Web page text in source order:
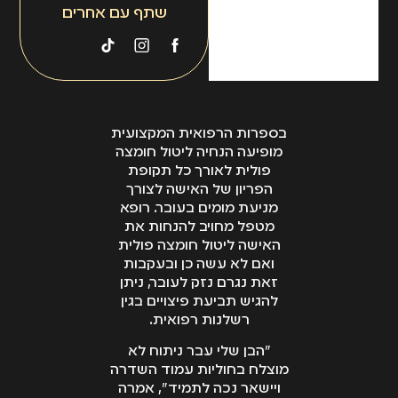
החברה. לכן, כיום,
למשרדה, יחד עם
שמיעת התיק היא כבר
חוות דעת ולהיערך
מראש לכל הטענות.
שתף עם אחרים
בספרות הרפואית המקצועית
מופיעה הנחיה ליטול חומצה
פולית לאורך כל תקופת
הפריון של האישה לצורך
מניעת מומים בעובר. רופא
מטפל מחויב להנחות את
האישה ליטול חומצה פולית
ואם לא עשה כן ובעקבות
זאת נגרם נזק לעובר, ניתן
להגיש תביעת פיצויים בגין
רשלנות רפואית.
"הבן שלי עבר ניתוח לא
מוצלח בחוליות עמוד השדרה
ויישאר נכה לתמיד", אמרה